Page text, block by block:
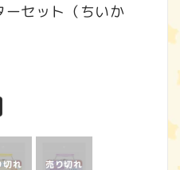
ーセット（ちいか